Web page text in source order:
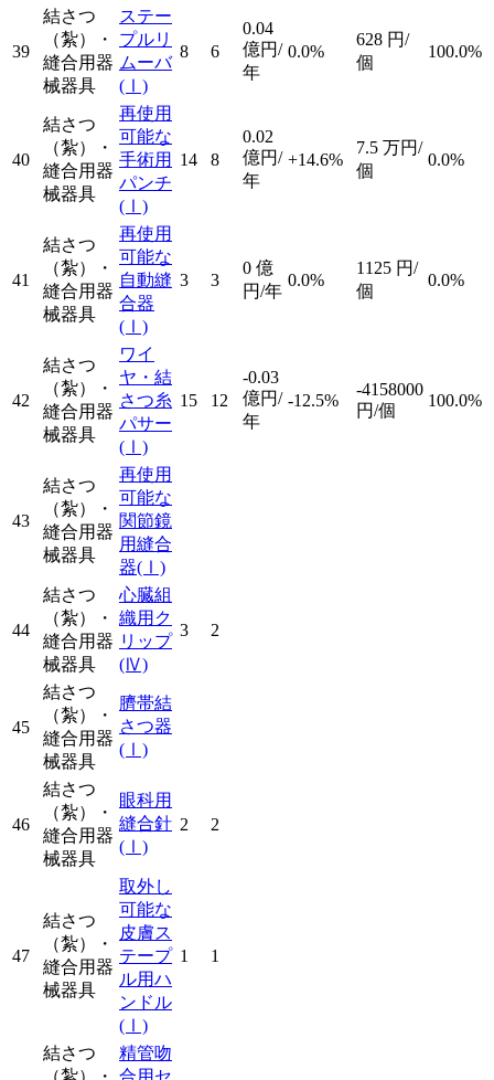
39
結さつ
（紮）・
縫合用器
械器具
ステー
プルリ
ムーバ
(Ⅰ)
8 6
0.04
億円/
年
0.0%
628 円/
個
100.0%
40
結さつ
（紮）・
縫合用器
械器具
再使用
可能な
手術用
パンチ
(Ⅰ)
14 8
0.02
億円/
年
+14.6%
7.5 万円/
個
0.0%
41
結さつ
（紮）・
縫合用器
械器具
再使用
可能な
自動縫
合器
(Ⅰ)
3 3
0 億
円/年
0.0%
1125 円/
個
0.0%
42
結さつ
（紮）・
縫合用器
械器具
ワイ
ヤ・結
さつ糸
パサー
(Ⅰ)
15 12
-0.03
億円/
年
-12.5%
-4158000
円/個
100.0%
43
結さつ
（紮）・
縫合用器
械器具
再使用
可能な
関節鏡
用縫合
器(Ⅰ)
44
結さつ
（紮）・
縫合用器
械器具
心臓組
織用ク
リップ
(Ⅳ)
3 2
45
結さつ
（紮）・
縫合用器
械器具
臍帯結
さつ器
(Ⅰ)
46
結さつ
（紮）・
縫合用器
械器具
眼科用
縫合針
(Ⅰ)
2 2
47
結さつ
（紮）・
縫合用器
械器具
取外し
可能な
皮膚ス
テープ
ル用ハ
ンドル
(Ⅰ)
1 1
結さつ
精管吻